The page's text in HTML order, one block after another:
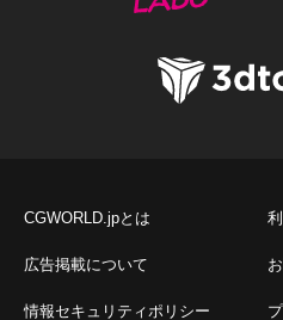
CGWORLD.jpとは
広告掲載について
情報セキュリティポリシー